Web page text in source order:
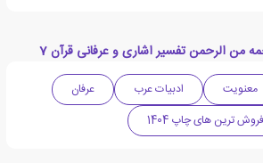
من الرحمن تفسیر اشاری و عرفانی قرآن 7
معنویت ادبیات عرب
عرفان
ترین های چاپ 1404